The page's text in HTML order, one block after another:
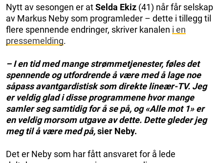
Nytt av sesongen er atSelda Ekiz (41) når får selskap
av Markus Neby som programleder – dette i tillegg til
flere spennende endringer, skriver kanalen i en
pressemelding.
– I en tid med mange strømmetjenester, føles det
spennende og utfordrende å være med å lage noe
såpass avantgardistisk som direkte lineær-TV. Jeg
er veldig glad i disse programmene hvor mange
samler seg samtidig for å se på, og «Alle mot 1» er
en veldig morsom utgave av dette. Dette gleder jeg
meg til å være med på,sier Neby.
Det er Neby som har fått ansvaret for å lede